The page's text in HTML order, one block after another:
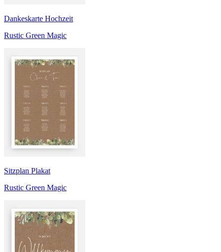
Dankeskarte Hochzeit
Rustic Green Magic
Sitzplan Plakat
Rustic Green Magic